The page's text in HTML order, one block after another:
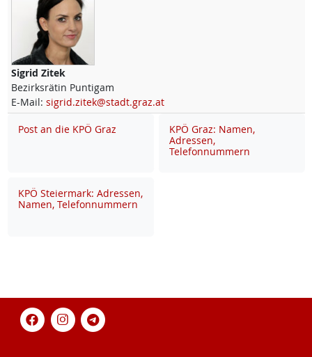
Sigrid Zitek
Bezirksrätin Puntigam
E-Mail: sigrid.zitek@stadt.graz.at
Post an die KPÖ Graz
KPÖ Graz: Namen,
Adressen,
Telefonnummern
KPÖ Steiermark: Adressen,
Namen, Telefonnummern